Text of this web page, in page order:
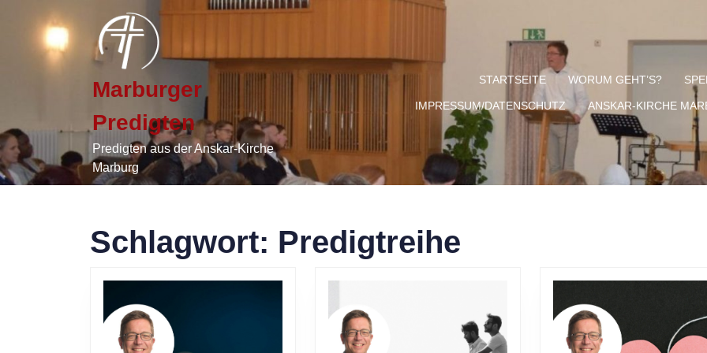
content
Marburger
Predigten
Predigten aus der Anskar-Kirche
Marburg
STARTSEITE WORUM GEHT’S?
IMPRESSUM/DATENSCHUTZ ANSKAR-KIRCHE
Schlagwort: Predigtreihe